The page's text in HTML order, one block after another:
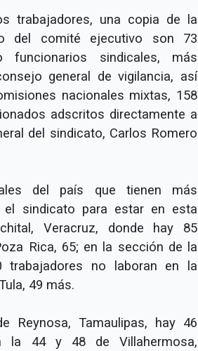
trabajadores, una copia de la
del comité ejecutivo son 73
sindicales, más
general de vigilancia, así
nacionales mixtas, 158
adscritos directamente a
del sindicato, Carlos Romero
del país que tienen más
el sindicato para estar en esta
Veracruz, donde hay 85
Rica, 65; en la sección de la
trabajadores no laboran en la
49 más.
Reynosa, Tamaulipas, hay 46
la 44 y 48 de Villahermosa,